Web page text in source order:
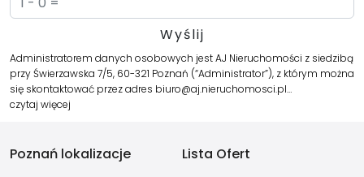
Administratorem danych osobowych jest AJ Nieruchomości z siedzibą
przy Świerzawska 7/5, 60-321 Poznań (“Administrator”), z którym można
się skontaktować przez adres biuro@aj.nieruchomosci.pl…
czytaj więcej
Poznań lokalizacje
Lista Ofert